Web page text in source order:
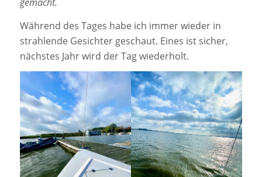
Während des Tages habe ich immer wieder in
strahlende Gesichter geschaut. Eines ist sicher,
nächstes Jahr wird der Tag wiederholt.